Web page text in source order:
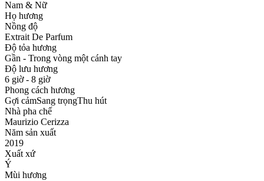
Nam & Nữ
Họ hương
Nồng độ
Extrait De Parfum
Độ tỏa hương
Gần - Trong vòng một cánh tay
Độ lưu hương
6 giờ - 8 giờ
Phong cách hương
Gợi cảmSang trọngThu hút
Nhà pha chế
Maurizio Cerizza
Năm sản xuất
2019
Xuất xứ
Ý
Mùi hương